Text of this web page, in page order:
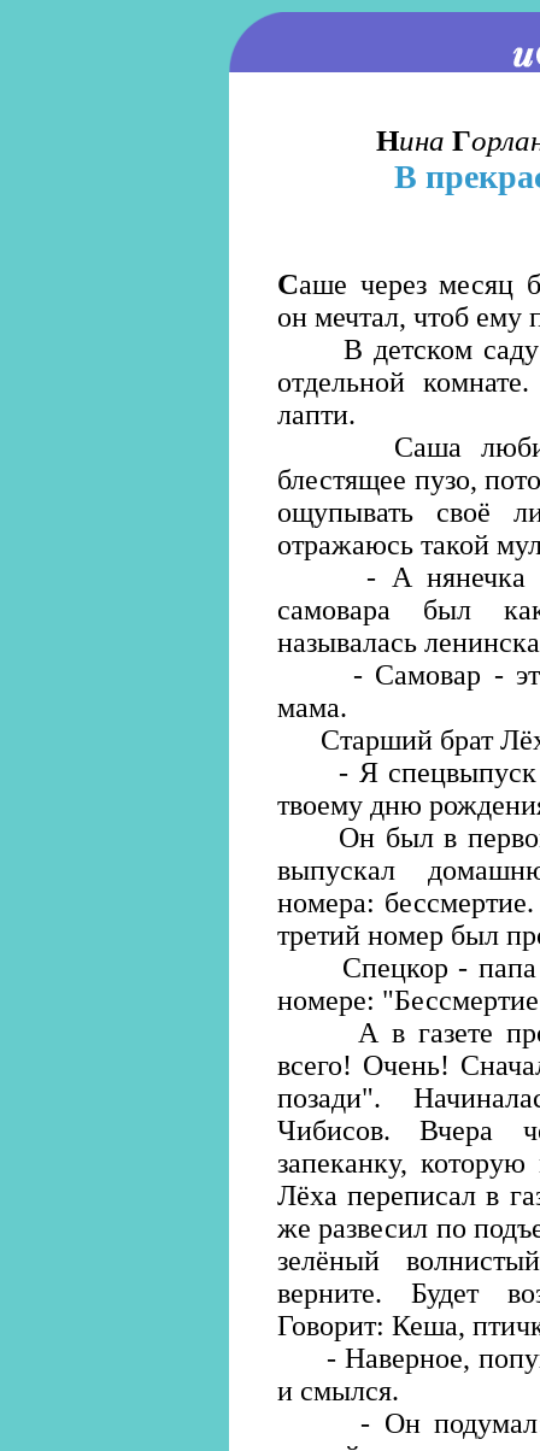
Нина Г
В
Саше через месяц
он мечтал, чтоб ему
В детском саду
отдельной
лапти.
Саша любил
блестящее пузо,
ощупывать своё
отражаюсь такой
- А нянечка
самовара был
называлась
- Самовар - это
мама.
Старший брат
- Я спецвыпуск
твоему дню
Он был в первом
выпускал
номера:
третий номер был
Спецкор - папа -
номере:
А в газете про
всего! Очень!
позади".
Чибисов. Вчера
запеканку,
Лёха переписал в
же развесил по
зелёный
верните. Будет
Говорит: Кеша,
- Наверное,
и смылся.
- Он подумал: